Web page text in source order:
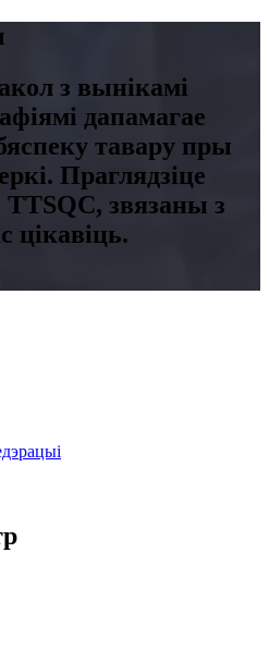
з вынікамі
дапамагае
тавару пры
Праглядзіце
звязаны з
цікавіць.